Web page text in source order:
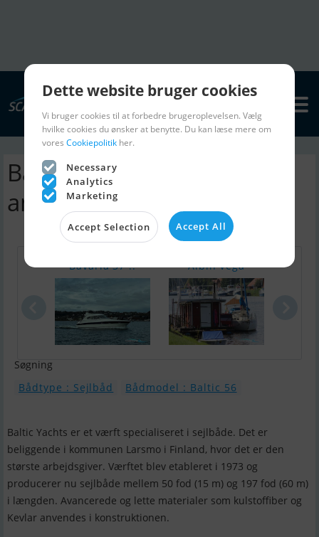
Baltic 56 sejlbåd |
annoncer
Bavaria 37 .. Albin Vega
Søgning
Bådtype : Sejlbåd
Bådmodel : Baltic 56
Baltic Yachts er et værft specialiseret i sejlbåde. Det er
beliggende i kommunen Larsmo i Finland, hvor det er den
største arbejdsgiver. Værftet blev etableret i 1973 og
producerer nu sejlbåde mellem 50 fod (15 m) og 197 fod (60 m)
i længden. Avancerede og lette materialer som kulstoffiber og
Kevlar anvendes i konstruktionen.
Dette website bruger cookies
Vi bruger cookies til at forbedre brugeroplevelsen. Vælg
hvilke cookies du ønsker at benytte. Du kan læse mere om
vores Cookiepolitik her.
Necessary
Analytics
Marketing
Accept Selection Accept All